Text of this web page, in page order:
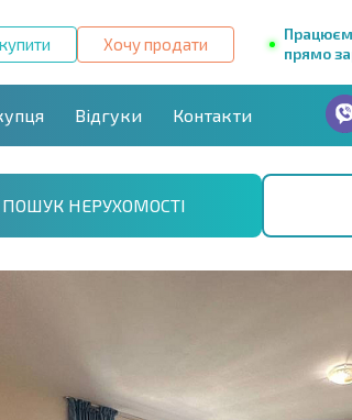
Хочу продати
прямо
Відгуки Контакти
НЕРУХОМОСТІ